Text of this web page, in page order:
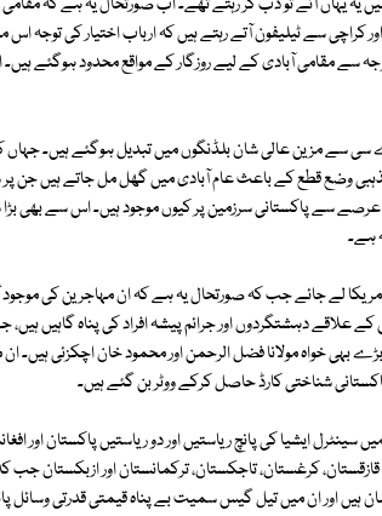
سے ٹیلیفون آتے رہتے ہیں کہ ارباب اختیار کی توجہ اس
سے مقامی آبادی کے لیے روزگار کے مواقع محدود ہوگئے ہیں۔
سی سے مزین عالی شان بلڈنگوں میں تبدیل ہوگئے ہیں۔
وضع قطع کے باعث عام آبادی میں گھل مل جاتے ہیں جن
سے پاکستانی سرزمین پر کیوں موجود ہیں۔ اس سے بھی بڑا
ہے۔
امریکا لے جائے جب کہ صورتحال یہ ہے کہ ان مہاجرین کی
کے علاقے دہشتگردوں اور جرائم پیشہ افراد کی پناہ گاہیں
بہی خواہ مولانا فضل الرحمن اور محمود خان اچکزئی ہیں۔
شناختی کارڈ حاصل کرکے ووٹر بن گئے ہیں۔
ایشیا کی پانچ ریاستیں اور دو ریاستیں پاکستان اور
کرغستان، تاجکستان، ترکمانستان اور ازبکستان جب
ہیں اور ان میں تیل گیس سمیت بے پناہ قیمتی قدرتی وسائل